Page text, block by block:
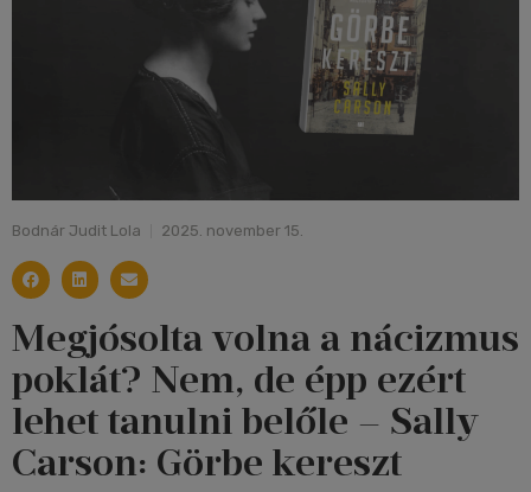
Bodnár Judit Lola 2025. november 15.
Megjósolta volna a nácizmus
poklát? Nem, de épp ezért
lehet tanulni belőle – Sally
Carson: Görbe kereszt